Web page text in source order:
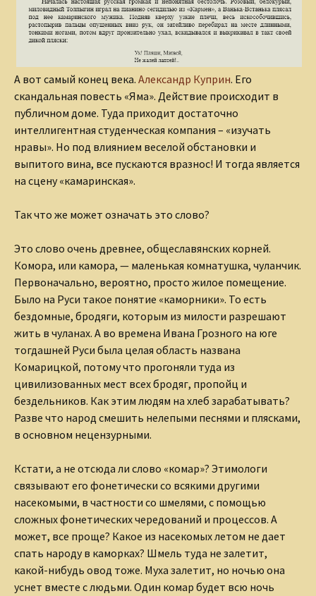
А вот самый конец века. Александр Куприн. Его
скандальная повесть «Яма». Действие происходит в
публичном доме. Туда приходит достаточно
интеллигентная студенческая компания – «изучать
нравы». Но под влиянием веселой обстановки и
выпитого вина, все пускаются вразнос! И тогда является
на сцену «камаринская».
Так что же может означать это слово?
Это слово очень древнее, общеславянских корней.
Комора, или камора, — маленькая комнатушка, чуланчик.
Первоначально, вероятно, просто жилое помещение.
Было на Руси такое понятие «каморники». То есть
бездомные, бродяги, которым из милости разрешают
жить в чуланах. А во времена Ивана Грозного на юге
тогдашней Руси была целая область названа
Комарицкой, потому что прогоняли туда из
цивилизованных мест всех бродяг, пропойц и
бездельников. Как этим людям на хлеб зарабатывать?
Разве что народ смешить нелепыми песнями и плясками,
в основном нецензурными.
Кстати, а не отсюда ли слово «комар»? Этимологи
связывают его фонетически со всякими другими
насекомыми, в частности со шмелями, с помощью
сложных фонетических чередований и процессов. А
может, все проще? Какое из насекомых летом не дает
спать народу в каморках? Шмель туда не залетит,
какой-нибудь овод тоже. Муха залетит, но ночью она
уснет вместе с людьми. Один комар будет всю ночь